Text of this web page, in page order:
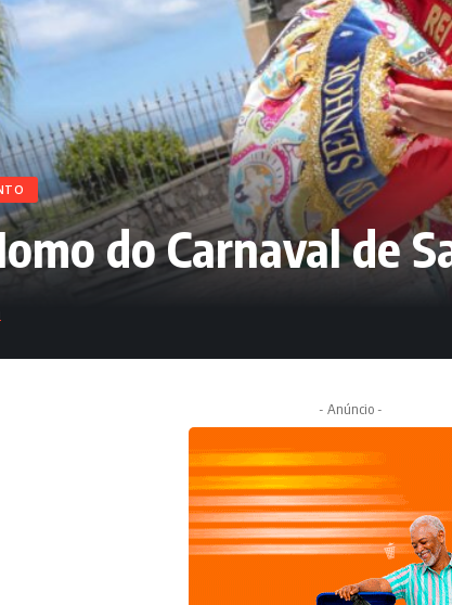
do Carnaval de
- Anúncio -